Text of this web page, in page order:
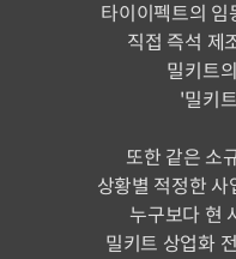
타이이펙트의 임
직접 즉석 제
밀키트
'밀키
또한 같은 소
상황별 적정한 사
누구보다 현
밀키트 상업화